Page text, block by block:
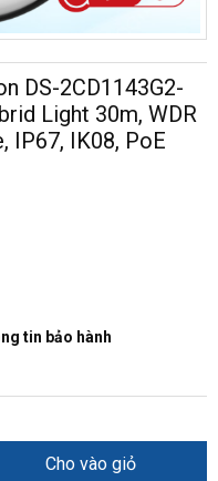
DS-2CD1143G2-
Light 30m, WDR
IP67, IK08, PoE
tin bảo hành
Cho vào giỏ